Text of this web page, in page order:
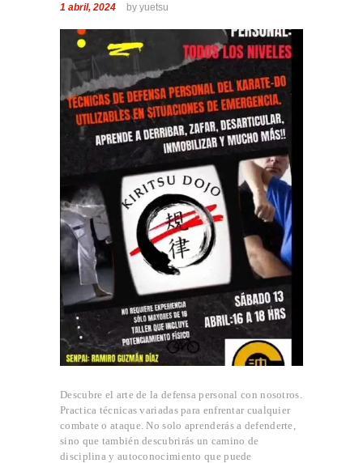
PROFESORES
CONVENIO
ASSOCIATION
CONTACTO
1 abril, 2024 by yuetsu
Descubre el arte de la defensa personal con nosotros.
Practica técnicas variadas para enfrentar cualquier
combate o ataque. No solo aprenderás a defenderte,
sino que también descubrirás un camino de
disciplina y autoconocimiento que puede